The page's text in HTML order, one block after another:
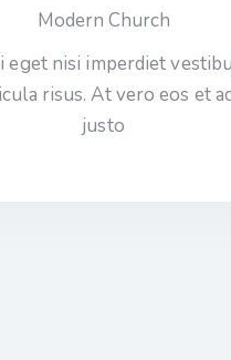
Modern Church
eget nisi imperdiet
risus. At vero eos et
justo